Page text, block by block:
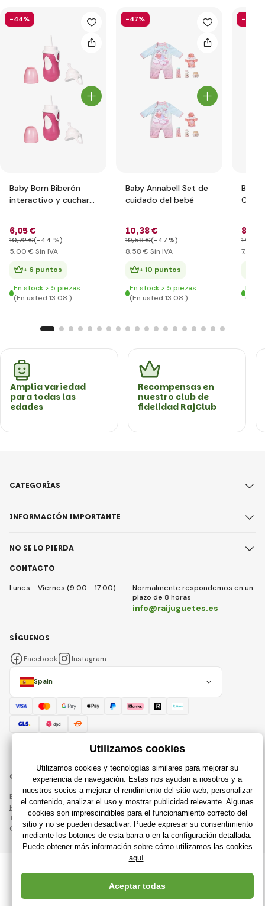
-44%
Baby Born Biberón
interactivo y cuchara
6,05 €
10,72 €(-44 %)
5,00 € Sin IVA
+ 6 puntos
En stock > 5 piezas
(En usted 13.08.)
-47%
Baby Annabell Set de
cuidado del bebé
10,38 €
19,58 €(-47 %)
8,58 € Sin IVA
+ 10 puntos
En stock > 5 piezas
(En usted 13.08.)
-41%
Baby
8
14
7,15 €
En
(En
Amplia variedad
para todas las
edades
Recompensas en
nuestro club de
fidelidad RajClub
CONTACTO
Lunes - Viernes (9:00 - 17:00)
Normalmente respondemos en un
plazo de 8 horas
info@raijuguetes.es
CATEGORÍAS
INFORMACIÓN IMPORTANTE
NO SE LO PIERDA
Spain
SÍGUENOS
Facebook Instagram
© 2018 - 2026 Raijuguetes.es, Todos los derechos reservados
Esta página está protegida por reCAPTCHA y se aplican
Política de privacidadcompañías de Google y su
Términos y condiciones.
Creación de tiendas en línea eficientes desdeRIESENIA